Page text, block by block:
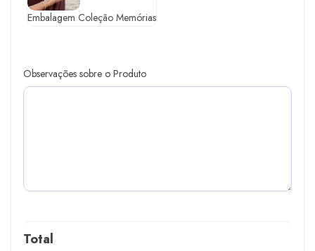
Embalagem Coleção Memórias
Observações sobre o Produto
Total